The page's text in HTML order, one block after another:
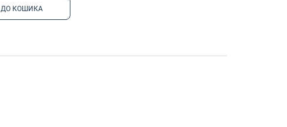
ДО КОШИКА